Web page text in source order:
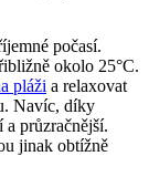
počasí.
okolo 25°C.
pláži a relaxovat
Navíc, díky
a průzračnější.
jinak obtížně